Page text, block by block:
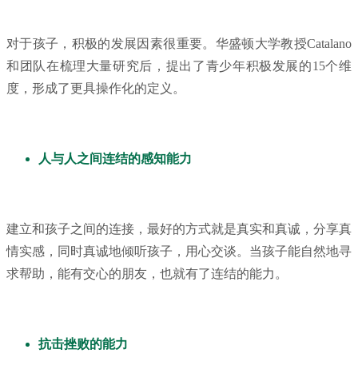
对于孩子，积极的发展因素很重要。华盛顿大学教授Catalano
和团队在梳理大量研究后，提出了青少年积极发展的15个维
度，形成了更具操作化的定义。
人与人之间连结的感知能力
建立和孩子之间的连接，最好的方式就是真实和真诚，分享真
情实感，同时真诚地倾听孩子，用心交谈。当孩子能自然地寻
求帮助，能有交心的朋友，也就有了连结的能力。
抗击挫败的能力